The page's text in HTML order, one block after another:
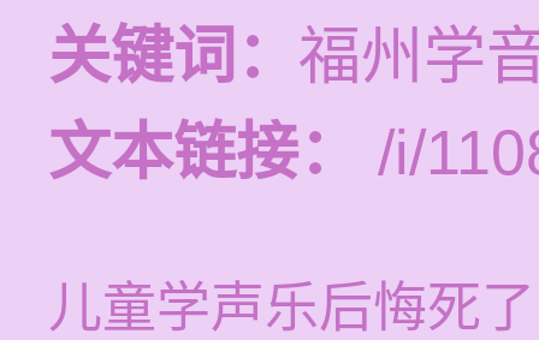
关键词： 福州学
文本链接：
/i/
儿童学声乐后悔死了